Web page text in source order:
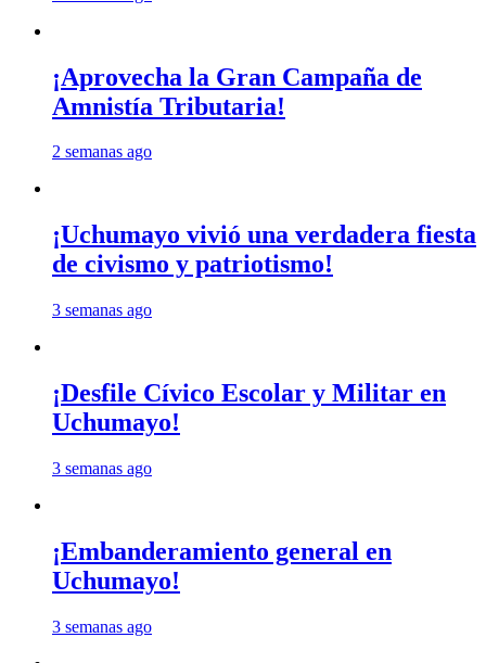
¡Aprovecha la Gran Campaña de
Amnistía Tributaria!
2 semanas ago
¡Uchumayo vivió una verdadera fiesta
de civismo y patriotismo!
3 semanas ago
¡Desfile Cívico Escolar y Militar en
Uchumayo!
3 semanas ago
¡Embanderamiento general en
Uchumayo!
3 semanas ago